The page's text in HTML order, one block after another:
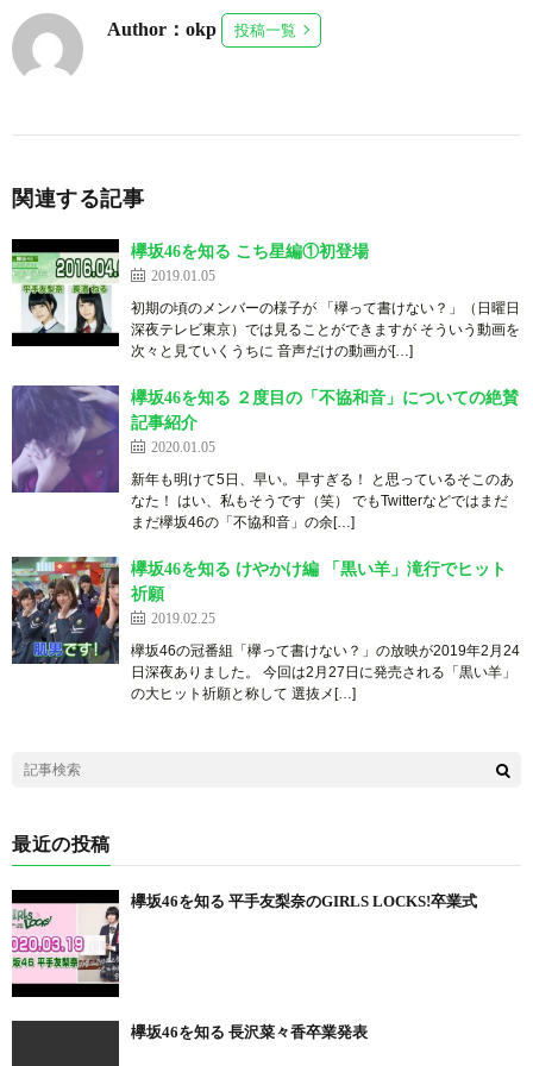
Author：okp 投稿一覧
関連する記事
欅坂46を知る こち星編①初登場
2019.01.05
初期の頃のメンバーの様子が 「欅って書けない？」（日曜日
深夜テレビ東京）では見ることができますが そういう動画を
次々と見ていくうちに 音声だけの動画が[…]
欅坂46を知る ２度目の「不協和音」についての絶賛
記事紹介
2020.01.05
新年も明けて5日、早い。早すぎる！ と思っているそこのあ
なた！ はい、私もそうです（笑） でもTwitterなどではまだ
まだ欅坂46の「不協和音」の余[…]
欅坂46を知る けやかけ編 「黒い羊」滝行でヒット
祈願
2019.02.25
欅坂46の冠番組「欅って書けない？」の放映が2019年2月24
日深夜ありました。 今回は2月27日に発売される「黒い羊」
の大ヒット祈願と称して 選抜メ[…]
最近の投稿
欅坂46を知る 平手友梨奈のGIRLS LOCKS!卒業式
欅坂46を知る 長沢菜々香卒業発表